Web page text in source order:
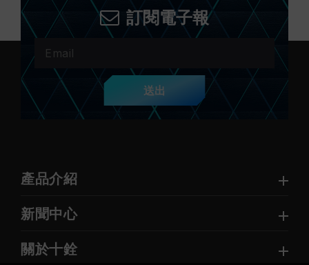
訂閱電子報
送出
產品介紹
新聞中心
關於十銓